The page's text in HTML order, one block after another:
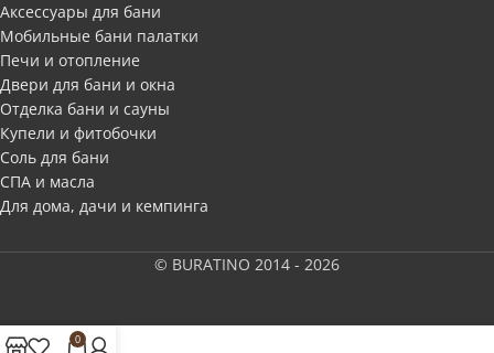
Аксессуары для бани
Мобильные бани палатки
Печи и отопление
Двери для бани и окна
Отделка бани и сауны
Купели и фитобочки
Соль для бани
СПА и масла
Для дома, дачи и кемпинга
© BURATINO 2014 - 2026
0